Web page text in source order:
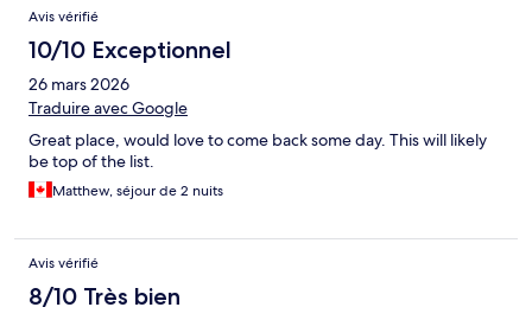
Avis vérifié
10/10 Exceptionnel
26 mars 2026
Traduire avec Google
Great place, would love to come back some day. This will likely
be top of the list.
Matthew, séjour de 2 nuits
Avis vérifié
8/10 Très bien